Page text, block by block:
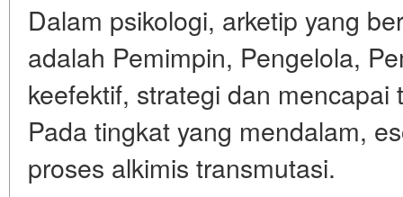
Dalam psikologi, arketip yang
adalah Pemimpin, Pengelola,
keefektif, strategi dan
Pada tingkat yang mendalam,
proses alkimis transmutasi.